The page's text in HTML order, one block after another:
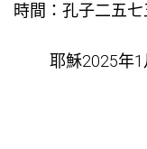
時間：孔子二五
耶穌2025年1